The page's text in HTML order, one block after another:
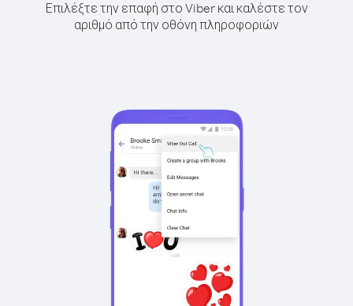
Επιλέξτε την επαφή στο Viber και καλέστε τον
αριθμό από την οθόνη πληροφοριών